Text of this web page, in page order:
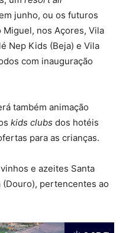
junho, ou os futuros
nos Açores, Vila
Nep Kids (Beja) e Vila
com inauguração
também animação
kids clubs dos hotéis
para as crianças.
e azeites Santa
pertencentes ao